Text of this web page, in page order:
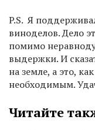
P.S. Я
виноделов. Дело
помимо
выдержки. И
на земле, а это,
необходимым.
Читайте